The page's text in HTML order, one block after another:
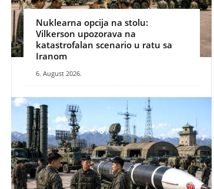
Nuklearna opcija na stolu:
Vilkerson upozorava na
katastrofalan scenario u ratu sa
Iranom
6. August 2026.